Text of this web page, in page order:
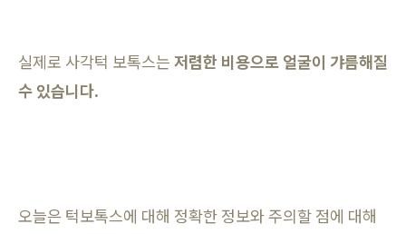
실제로 사각턱 보톡스는 저렴한 비용으로 얼굴이 갸름해질
수 있습니다.
오늘은 턱보톡스에 대해 정확한 정보와 주의할 점에 대해